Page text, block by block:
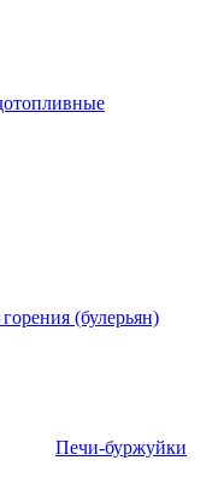
(булерьян)
Печи-буржуйки